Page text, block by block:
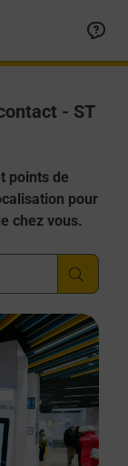
- ST
points de
pour
chez vous.